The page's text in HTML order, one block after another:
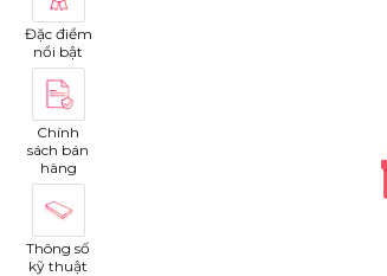
Đặc điểm
nổi bật
Chính
sách bán
hàng
Thông số
kỹ thuật